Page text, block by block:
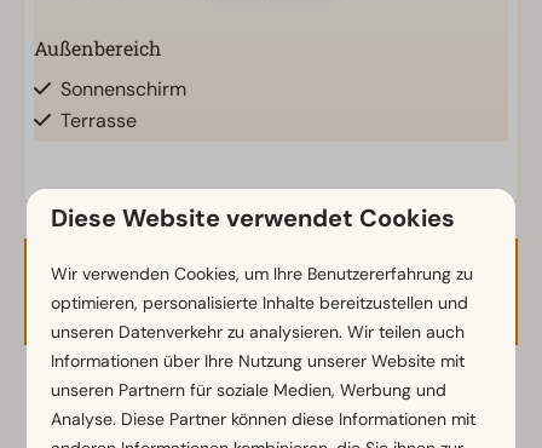
Außenbereich
Sonnenschirm
Terrasse
Gartenmöbel
Kombi-Mikrowelle
Nespresso-Maschine
Geschirrspüler
Wasserkocher
Standort
Verfügbarkeit und Preis
2 Gäste
Diese Website verwendet Cookies
Wir verwenden Cookies, um Ihre Benutzererfahrung zu
optimieren, personalisierte Inhalte bereitzustellen und
unseren Datenverkehr zu analysieren. Wir teilen auch
Informationen über Ihre Nutzung unserer Website mit
unseren Partnern für soziale Medien, Werbung und
Analyse. Diese Partner können diese Informationen mit